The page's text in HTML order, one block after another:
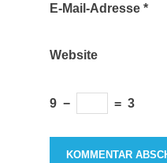
E-Mail-Adresse *
Website
9 − = 3